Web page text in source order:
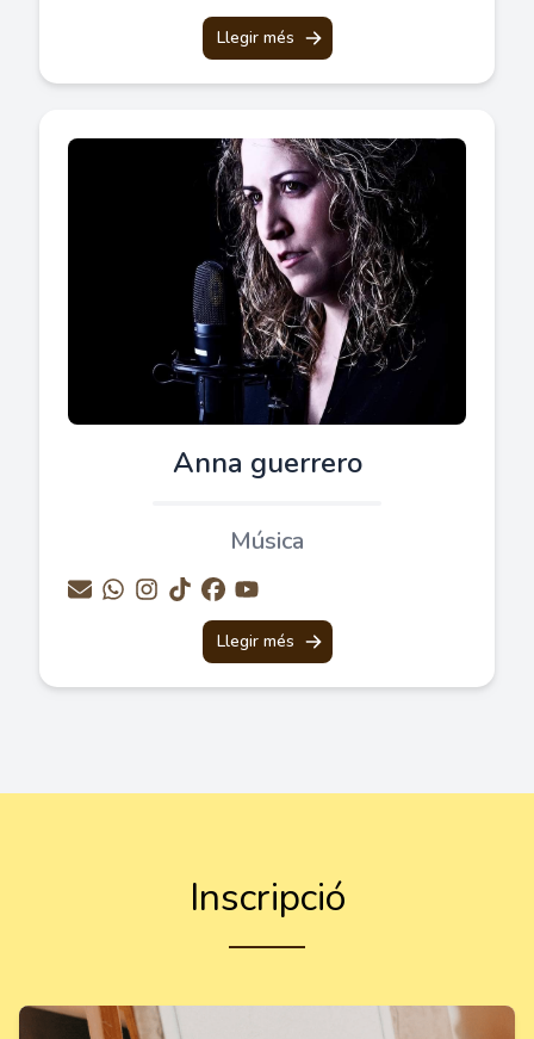
Llegir més
Anna guerrero
Música
Llegir més
Inscripció